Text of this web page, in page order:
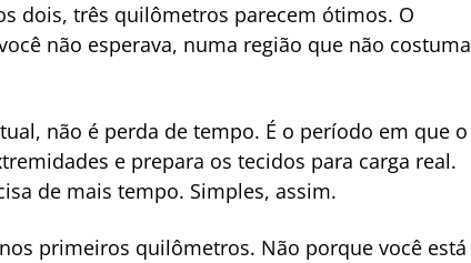
dois, três quilômetros parecem ótimos. O
não esperava, numa região que não costuma
não é perda de tempo. É o período em que o
e prepara os tecidos para carga real.
de mais tempo. Simples, assim.
primeiros quilômetros. Não porque você está